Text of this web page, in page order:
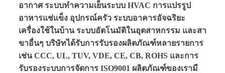
อากาศ ระบบทำความเย็นระบบ HVAC การแปรรูป
อาหารแช่แข็ง อุปกรณ์ครัว ระบบอาคารอัจฉริยะ
เครื่องใช้ในบ้าน ระบบอัตโนมัติในอุตสาหกรรม และสา
ขาอื่นๆ บริษัทได้รับการรับรองผลิตภัณฑ์หลายรายการ
เช่น CCC, UL, TUV, VDE, CE, CB, ROHS และการ
รับรองระบบการจัดการ ISO9001 ผลิตภัณฑ์ของเรามี